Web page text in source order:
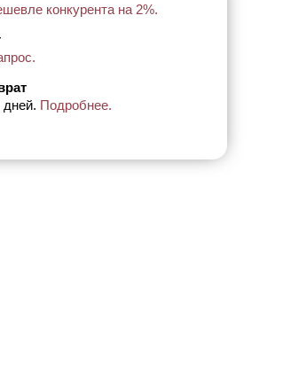
конкурента на 2%.
дней. Подробнее.